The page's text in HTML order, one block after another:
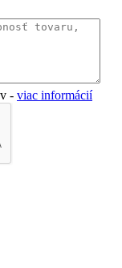
- viac informácií